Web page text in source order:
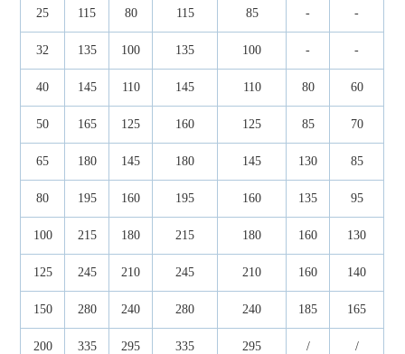
25 115 80 115 85 - -
32 135 100 135 100 - -
40 145 110 145 110 80 60
50 165 125 160 125 85 70
65 180 145 180 145 130 85
80 195 160 195 160 135 95
100 215 180 215 180 160 130
125 245 210 245 210 160 140
150 280 240 280 240 185 165
200 335 295 335 295 / /